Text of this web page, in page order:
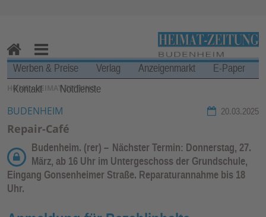
Zum Inhalt springen ↓
SIE BEFINDEN SICH HIER:
HOME›HEIMAT-ZEITUNG
BUDENHEIM 20.03.2025
Repair-Café
Budenheim. (rer) – Nächster Termin: Donnerstag, 27.
März, ab 16 Uhr im Untergeschoss der Grundschule,
Eingang Gonsenheimer Straße. Reparaturannahme bis 18
Uhr.
H
o
m
e
M
en
u
Werben & Preise Verlag Anzeigenmarkt
E-Paper
Kontakt
Notdienste